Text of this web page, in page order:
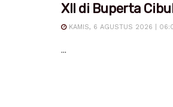
XII di Buperta
KAMIS, 6 AGUSTUS 2026 |
...